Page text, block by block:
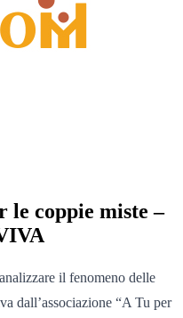
le coppie miste –
il fenomeno delle
dall’associazione “A Tu per